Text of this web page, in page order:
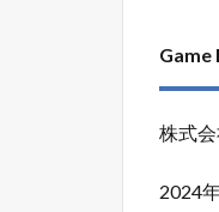
Game
株式
2024